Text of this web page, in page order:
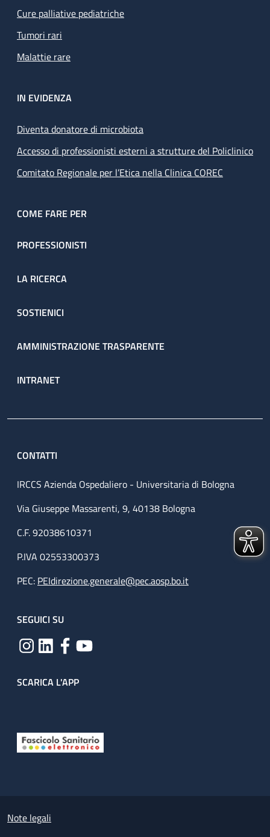
Cure palliative pediatriche
Tumori rari
Malattie rare
IN EVIDENZA
Diventa donatore di microbiota
Accesso di professionisti esterni a strutture del Policlinico
Comitato Regionale per l’Etica nella Clinica COREC
COME FARE PER
PROFESSIONISTI
LA RICERCA
SOSTIENICI
AMMINISTRAZIONE TRASPARENTE
INTRANET
CONTATTI
IRCCS Azienda Ospedaliero - Universitaria di Bologna
Via Giuseppe Massarenti, 9, 40138 Bologna
C.F. 92038610371
P.IVA 02553300373
PEC: PEIdirezione.generale@pec.aosp.bo.it
SEGUICI SU
SCARICA L'APP
Small prints
Note legali